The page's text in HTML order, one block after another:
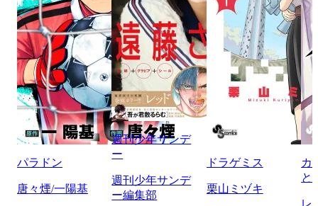
パラドン
唐々煙/一陽基
週刊少年サンデ
ー
週刊少年サンデ
ー編集部
ドラゲミス
栗山ミヅキ
カ
と